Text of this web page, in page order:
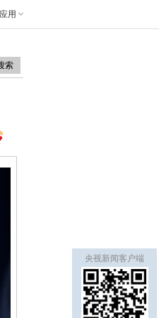
应用
索
央视新闻客户端